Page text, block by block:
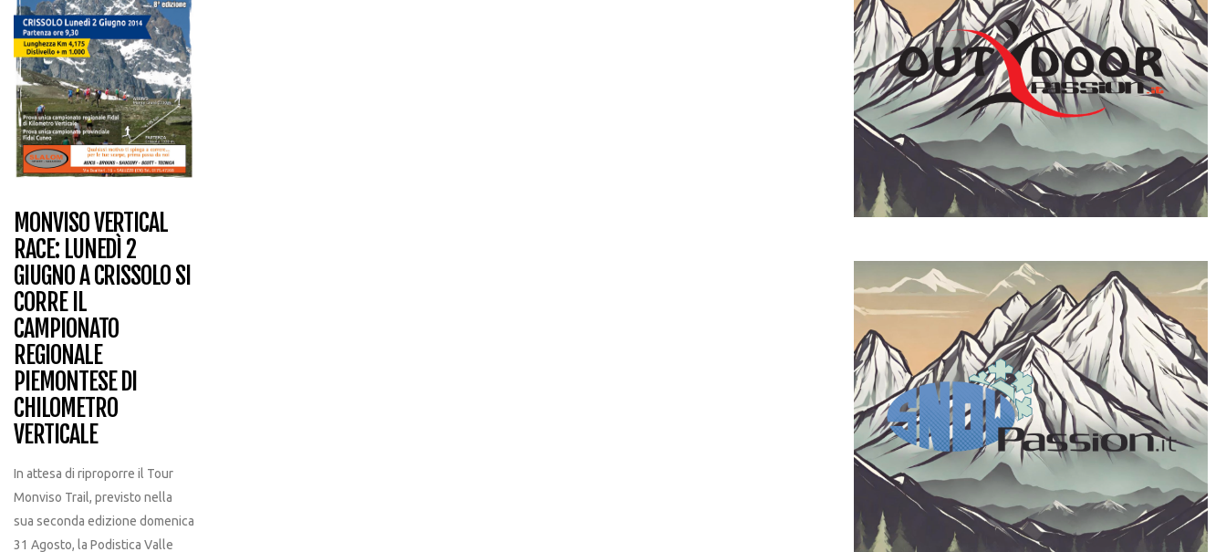
MONVISO VERTICAL
RACE: LUNEDÌ 2
GIUGNO A CRISSOLO SI
CORRE IL
CAMPIONATO
REGIONALE
PIEMONTESE DI
CHILOMETRO
VERTICALE
In attesa di riproporre il Tour
Monviso Trail, previsto nella
sua seconda edizione domenica
31 Agosto, la Podistica Valle